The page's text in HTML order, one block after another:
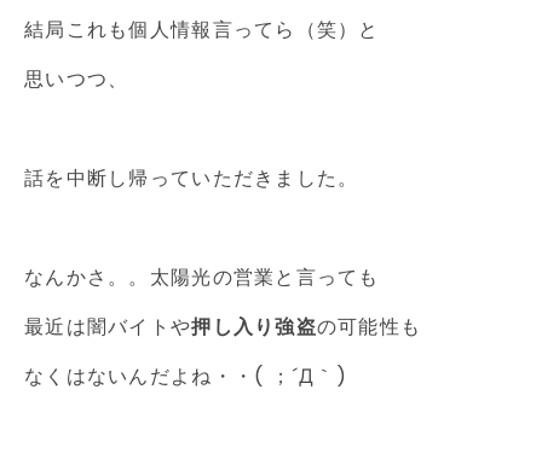
結局これも個人情報言ってら（笑）と
思いつつ、
話を中断し帰っていただきました。
なんかさ。。太陽光の営業と言っても
最近は闇バイトや押し入り強盗の可能性も
なくはないんだよね・・( ；´Д｀)